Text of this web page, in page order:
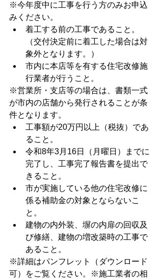
※今年度中に工事を行う方のみお申込
みください。
着工する前の工事であること。
（交付決定前に着工した場合は対
象外となります。）
市内に本店等を有する住宅改修施
行業者が行うこと。
※営業所・支店等の場合は、書類一式
が市内の店舗から発行されることが条
件となります。
工事額が20万円以上（税抜）であ
ること。
令和8年3月16日（月曜日）までに
完了し、工事完了報告書を提出で
きること。
市が実施している他の住宅改修に
係る補助金の対象とならないこ
と。
建物の内外装、塀の内扉の回収及
び修繕、建物の増改築時の工事で
あること。
※詳細はパンフレット（ダウンロード
可）をご覧ください。※施工業者の相